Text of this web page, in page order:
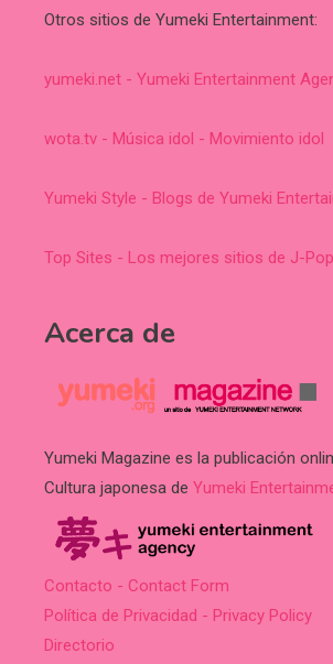
Otros sitios de Yumeki Entertainment:
yumeki.net - Yumeki Entertainment
wota.tv - Música idol - Movimiento idol
Yumeki Style - Blogs de Yumeki
Top Sites - Los mejores sitios de J-
Acerca de
Yumeki Magazine es la publicación
Cultura japonesa de Yumeki
Contacto - Contact Form
Política de Privacidad - Privacy Policy
Directorio